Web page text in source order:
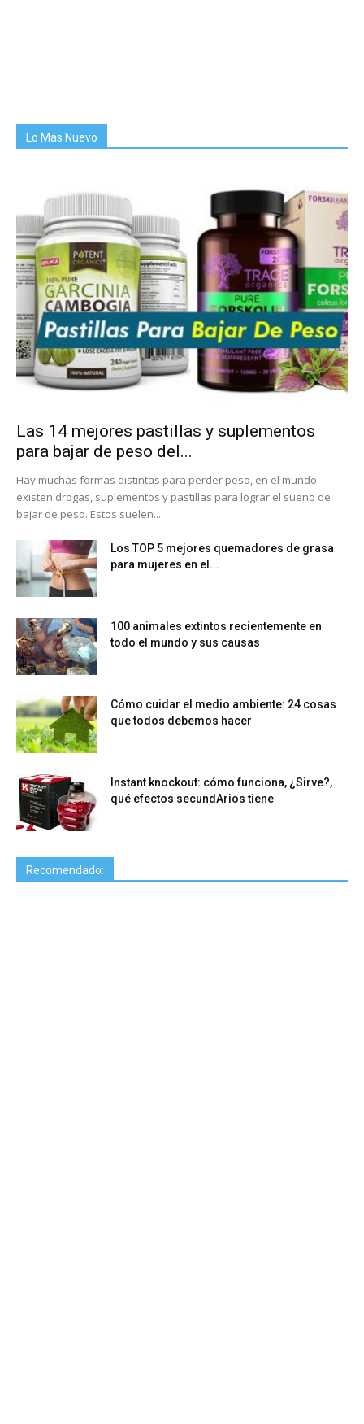
Lo Más Nuevo
Las 14 mejores pastillas y suplementos
para bajar de peso del...
Hay muchas formas distintas para perder peso, en el mundo
existen drogas, suplementos y pastillas para lograr el sueño de
bajar de peso. Estos suelen...
Los TOP 5 mejores quemadores de grasa
para mujeres en el...
100 animales extintos recientemente en
todo el mundo y sus causas
Cómo cuidar el medio ambiente: 24 cosas
que todos debemos hacer
Instant knockout: cómo funciona, ¿Sirve?,
qué efectos secundArios tiene
Recomendado: